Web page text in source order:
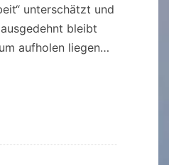
unterschätzt und
bleibt
aufholen liegen…